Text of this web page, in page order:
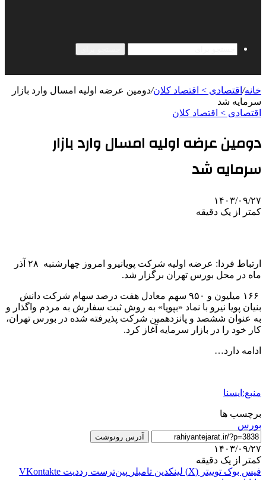
خانه/ اقتصادی > اقتصاد کلان/دومین عرضه اولیه امسال وارد بازار
سرمایه شد
اقتصادی > اقتصاد کلان
دومین عرضه اولیه امسال وارد بازار
سرمایه شد
۱۴۰۳/۰۹/۲۷
کمتر از یک دقیقه
ارتباط فردا: عرضه اولیه شرکت پویانیرو امروز چهارشنبه ٢٨ آذر
ماه در محل بورس تهران برگزار شد.
۱۶۶ میلیون و ۹۵۰ سهم معادل هفت درصد سهام شرکت دانش
بنیان پویا نیرو با نماد «بپویا» به روش ثبت سفارش به مردم واگذار و
به عنوان ششصد و پانزدهمین شرکت پذیرفته شده در بورس تهران،
کار خود را در بازار سرمایه آغاز کرد.
ادامه دارد…
منبع:ایسنا
برچسب ها
بورس
آدرس رونوشت
۱۴۰۳/۰۹/۲۷
کمتر از یک دقیقه
فیس بوک توییتر (X) لینکدین ‫تامبلر ‫پین‌ترست ‫رددیت ‫VKontakte